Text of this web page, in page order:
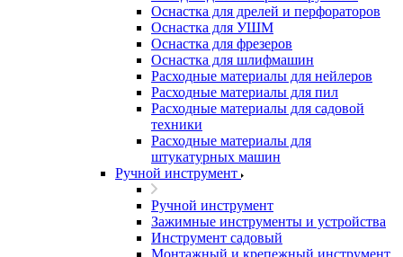
Оснастка для дрелей и перфораторов
Оснастка для УШМ
Оснастка для фрезеров
Оснастка для шлифмашин
Расходные материалы для нейлеров
Расходные материалы для пил
Расходные материалы для садовой
техники
Расходные материалы для
штукатурных машин
Ручной инструмент
Ручной инструмент
Зажимные инструменты и устройства
Инструмент садовый
Монтажный и крепежный инструмент